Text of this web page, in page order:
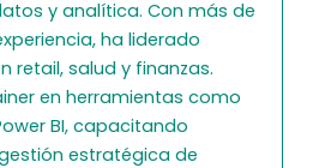
y analítica. Con más de
ha liderado
retail, salud y finanzas.
en herramientas como
BI, capacitando
estratégica de